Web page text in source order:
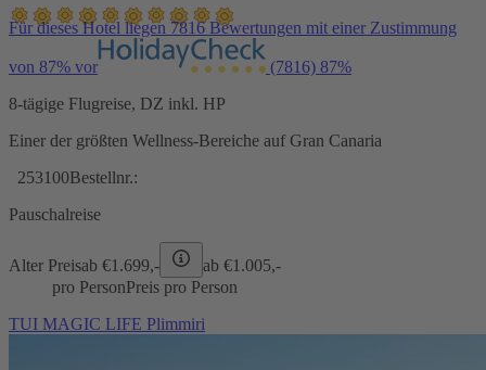
Für dieses Hotel liegen 7816 Bewertungen mit einer Zustimmung
von 87% vor (7816) 87%
8-tägige Flugreise, DZ inkl. HP
Einer der größten Wellness-Bereiche auf Gran Canaria
253100Bestellnr.:
Pauschalreise
Alter Preisab €1.699,- ab €1.005,-
pro PersonPreis pro Person
TUI MAGIC LIFE Plimmiri